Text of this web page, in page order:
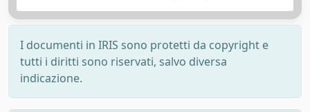
I documenti in IRIS sono protetti da copyright e
tutti i diritti sono riservati, salvo diversa
indicazione.